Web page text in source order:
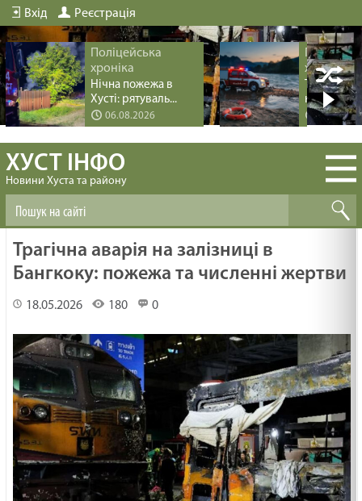
Вхід Реєстрація
Поліцейська
хроніка
Нічна пожежа в
Хусті: рятуваль...
06.08.2026
хроніка
Трагедія
купання
ХУСТ ІНФО
Новини Хуста та району
Трагічна аварія на залізниці в
Бангкоку: пожежа та численні жертви
18.05.2026 180 0